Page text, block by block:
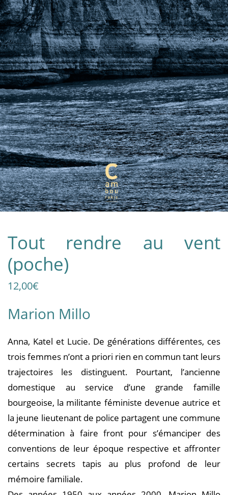
Tout rendre au vent
(poche)
12,00€
Marion Millo
Anna, Katel et Lucie. De générations différentes, ces
trois femmes n’ont a priori rien en commun tant leurs
trajectoires les distinguent. Pourtant, l’ancienne
domestique au service d’une grande famille
bourgeoise, la militante féministe devenue autrice et
la jeune lieutenant de police partagent une commune
détermination à faire front pour s’émanciper des
conventions de leur époque respective et affronter
certains secrets tapis au plus profond de leur
mémoire familiale.